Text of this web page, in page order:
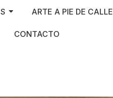
ARTE A PIE DE CALLE
CONTACTO